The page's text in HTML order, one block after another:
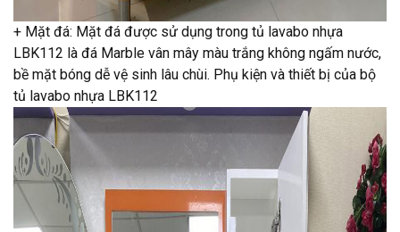
+ Mặt đá: Mặt đá được sử dụng trong tủ lavabo nhựa
LBK112 là đá Marble vân mây màu trắng không ngấm nước,
bề mặt bóng dễ vệ sinh lâu chùi. Phụ kiện và thiết bị của bộ
tủ lavabo nhựa LBK112